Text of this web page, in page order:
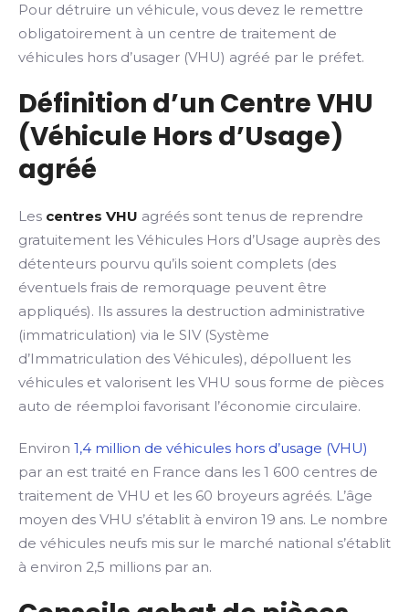
Pour détruire un véhicule, vous devez le remettre
obligatoirement à un centre de traitement de
véhicules hors d’usager (VHU) agréé par le préfet.
Définition d’un Centre VHU
(Véhicule Hors d’Usage)
agréé
Les centres VHU agréés sont tenus de reprendre
gratuitement les Véhicules Hors d’Usage auprès des
détenteurs pourvu qu’ils soient complets (des
éventuels frais de remorquage peuvent être
appliqués). Ils assures la destruction administrative
(immatriculation) via le SIV (Système
d’Immatriculation des Véhicules), dépolluent les
véhicules et valorisent les VHU sous forme de pièces
auto de réemploi favorisant l’économie circulaire.
Environ 1,4 million de véhicules hors d’usage (VHU)
par an est traité en France dans les 1 600 centres de
traitement de VHU et les 60 broyeurs agréés. L’âge
moyen des VHU s’établit à environ 19 ans. Le nombre
de véhicules neufs mis sur le marché national s’établit
à environ 2,5 millions par an.